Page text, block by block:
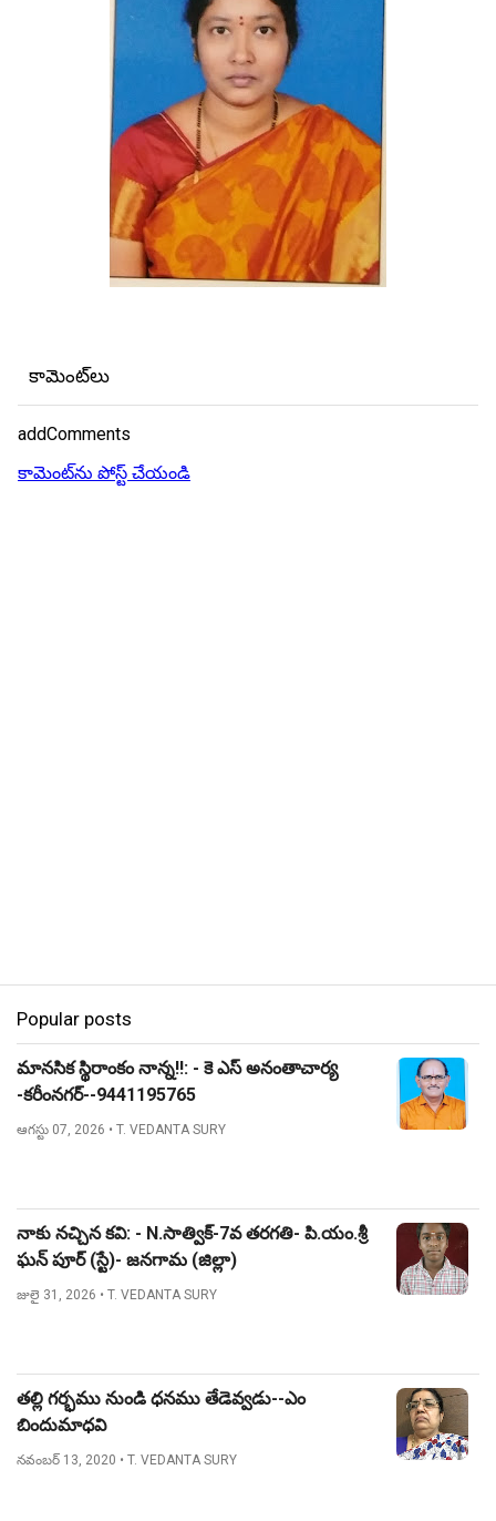
కామెంట్‌లు
addComments
కామెంట్‌ను పోస్ట్ చేయండి
Popular posts
మానసిక స్థిరాంకం నాన్న!!: - కె ఎస్ అనంతాచార్య
-కరీంనగర్--9441195765
ఆగస్టు 07, 2026 • T. VEDANTA SURY
నాకు నచ్చిన కవి: - N.సాత్విక్-7వ తరగతి- పి.యం.శ్రీ
ఘన్ పూర్ (స్టే)- జనగామ (జిల్లా)
జులై 31, 2026 • T. VEDANTA SURY
తల్లి గర్భము నుండి ధనము తేడెవ్వడు--ఎం
బిందుమాధవి
నవంబర్ 13, 2020 • T. VEDANTA SURY